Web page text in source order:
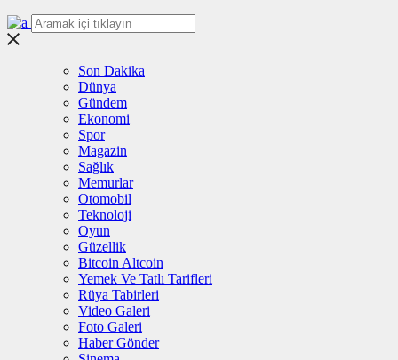
Son Dakika
Dünya
Gündem
Ekonomi
Spor
Magazin
Sağlık
Memurlar
Otomobil
Teknoloji
Oyun
Güzellik
Bitcoin Altcoin
Yemek Ve Tatlı Tarifleri
Rüya Tabirleri
Video Galeri
Foto Galeri
Haber Gönder